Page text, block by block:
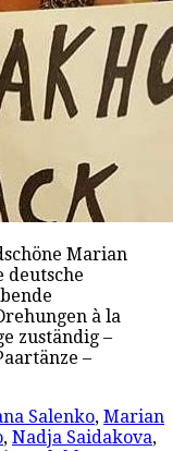
Marian
deutsche
à la
zuständig –
–
Salenko, Marian
, Nadja Saidakova,